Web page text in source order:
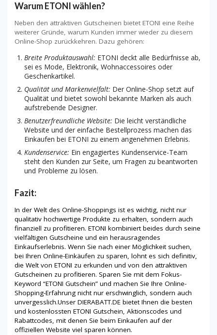
Warum ETONI wählen?
Neben den attraktiven Gutscheinen bietet ETONI eine Reihe
weiterer Gründe, warum Kunden immer wieder zu diesem
Online-Shop zurückkehren. Dazu gehören:
Breite Produktauswahl: ETONI deckt alle Bedürfnisse ab,
sei es Mode, Elektronik, Wohnaccessoires oder
Geschenkartikel.
Qualität und Markenvielfalt: Der Online-Shop setzt auf
Qualität und bietet sowohl bekannte Marken als auch
aufstrebende Designer.
Benutzerfreundliche Website: Die leicht verständliche
Website und der einfache Bestellprozess machen das
Einkaufen bei ETONI zu einem angenehmen Erlebnis.
Kundenservice: Ein engagiertes Kundenservice-Team
steht den Kunden zur Seite, um Fragen zu beantworten
und Probleme zu lösen.
Fazit:
In der Welt des Online-Shoppings ist es wichtig, nicht nur
qualitativ hochwertige Produkte zu erhalten, sondern auch
finanziell zu profitieren. ETONI kombiniert beides durch seine
vielfältigen Gutscheine und ein herausragendes
Einkaufserlebnis. Wenn Sie nach einer Möglichkeit suchen,
bei Ihren Online-Einkäufen zu sparen, lohnt es sich definitiv,
die Welt von ETONI zu erkunden und von den attraktiven
Gutscheinen zu profitieren. Sparen Sie mit dem Fokus-
Keyword “ETONI Gutschein” und machen Sie Ihre Online-
Shopping-Erfahrung nicht nur erschwinglich, sondern auch
unvergesslich.Unser DIERABATT.DE bietet Ihnen die besten
und kostenlossten ETONI Gutschein, Aktionscodes und
Rabattcodes, mit denen Sie beim Einkaufen auf der
offiziellen Website viel sparen können.